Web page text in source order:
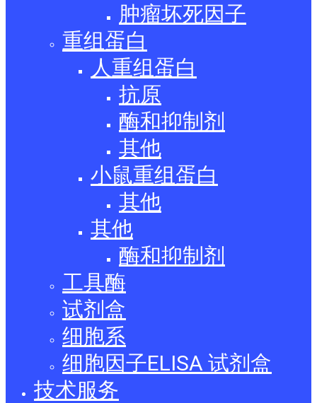
肿瘤坏死因子
重组蛋白
人重组蛋白
抗原
酶和抑制剂
其他
小鼠重组蛋白
其他
其他
酶和抑制剂
工具酶
试剂盒
细胞系
细胞因子ELISA 试剂盒
技术服务